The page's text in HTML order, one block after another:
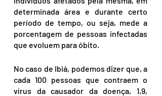
determinada área e durante certo
período de tempo, ou seja, mede a
porcentagem de pessoas infectadas
que evoluem para óbito.
No caso de Ibiá, podemos dizer que, a
cada 100 pessoas que contraem o
vírus da causador da doença, 1,9,